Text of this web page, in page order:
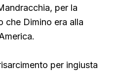
per la
che Dimino era alla
per ingiusta